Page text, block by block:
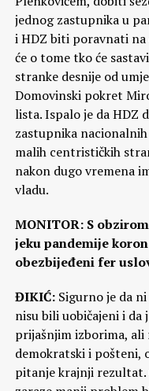
jednog zastupnika u
i HDZ biti poravnati na
će o tome tko će
stranke desnije od
Domovinski pokret
lista. Ispalo je da HDZ
zastupnika
malih centrističkih
nakon dugo vremena
vladu.
MONITOR: S
jeku pandemije
obezbijeđeni fer
ĐIKIĆ: Sigurno je da
nisu bili uobičajeni i da
prijašnjim izborima,
demokratski i pošteni,
pitanje krajnji rezultat.